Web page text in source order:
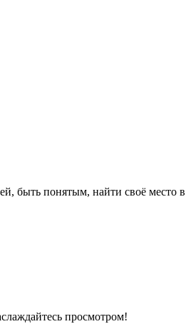
быть понятым, найти своё место в
просмотром!